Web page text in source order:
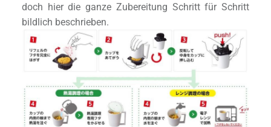
doch hier die ganze Zubereitung Schritt für Schritt
bildlich beschrieben.